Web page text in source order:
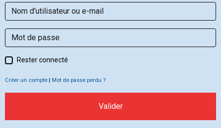
Rester connecté
Créer un compte | Mot de passe perdu ?
Valider